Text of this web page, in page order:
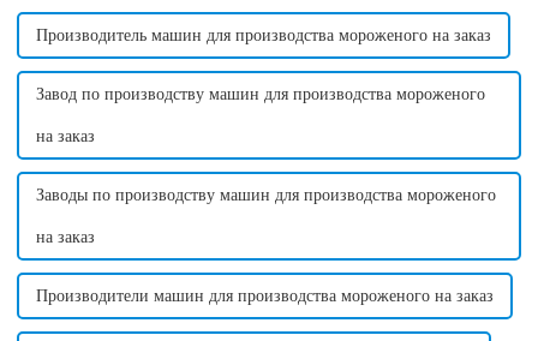
обеспечивая...
Производитель машин для производства мороженого на заказ
Завод по производству машин для производства мороженого
на заказ
Заводы по производству машин для производства мороженого
на заказ
Производители машин для производства мороженого на заказ